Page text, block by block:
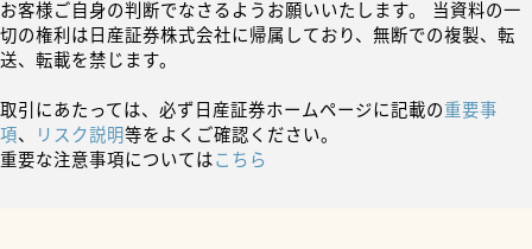
お客様ご自身の判断でなさるようお願いいたします。 当資料の一
切の権利は日産証券株式会社に帰属しており、無断での複製、転
送、転載を禁じます。
取引にあたっては、必ず日産証券ホームページに記載の重要事
項、 リスク説明等をよくご確認ください。
重要な注意事項についてはこちら